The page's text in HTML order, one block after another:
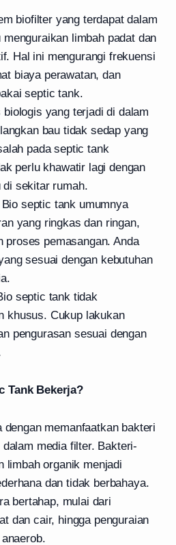
biofilter yang terdapat dalam
limbah padat dan
Hal ini mengurangi frekuensi
biaya perawatan, dan
septic tank.
biologis yang terjadi di dalam
bau tidak sedap yang
pada septic tank
perlu khawatir lagi dengan
di sekitar rumah.
Bio septic tank umumnya
yang ringkas dan ringan,
proses pemasangan. Anda
sesuai dengan kebutuhan
septic tank tidak
khusus. Cukup lakukan
pengurasan sesuai dengan
Tank Bekerja?
dengan memanfaatkan bakteri
media filter. Bakteri-
limbah organik menjadi
dan tidak berbahaya.
bertahap, mulai dari
dan cair, hingga penguraian